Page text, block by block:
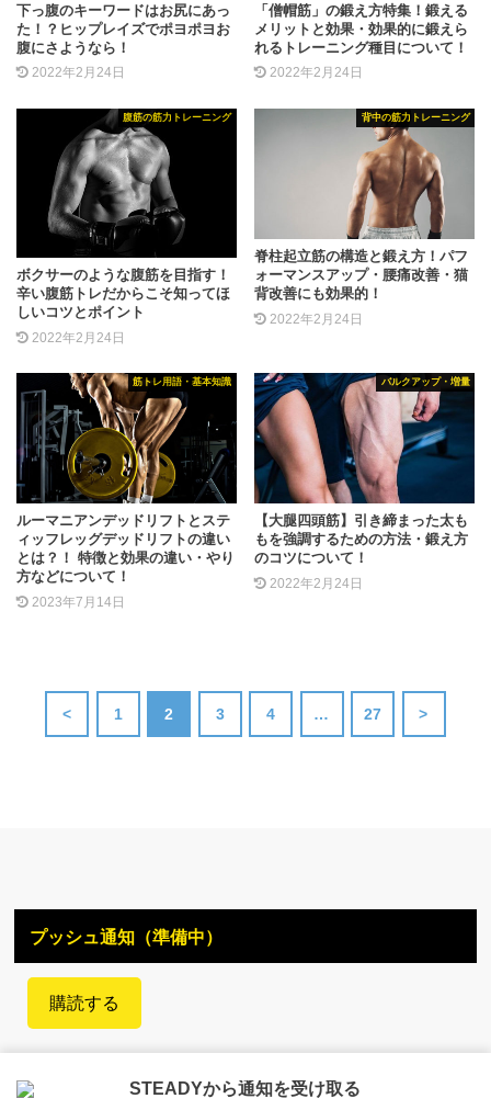
下っ腹のキーワードはお尻にあっ
た！？ヒップレイズでポヨポヨお
腹にさようなら！
2022年2月24日
「僧帽筋」の鍛え方特集！鍛える
メリットと効果・効果的に鍛えら
れるトレーニング種目について！
2022年2月24日
腹筋の筋力トレーニング
ボクサーのような腹筋を目指す！
辛い腹筋トレだからこそ知ってほ
しいコツとポイント
2022年2月24日
背中の筋力トレーニング
脊柱起立筋の構造と鍛え方！パフ
ォーマンスアップ・腰痛改善・猫
背改善にも効果的！
2022年2月24日
筋トレ用語・基本知識
ルーマニアンデッドリフトとステ
ィッフレッグデッドリフトの違い
とは？！ 特徴と効果の違い・やり
方などについて！
2023年7月14日
バルクアップ・増量
【大腿四頭筋】引き締まった太も
もを強調するための方法・鍛え方
のコツについて！
2022年2月24日
< 1 2 3 4 … 27 >
プッシュ通知（準備中）
購読する
STEADYから通知を受け取る